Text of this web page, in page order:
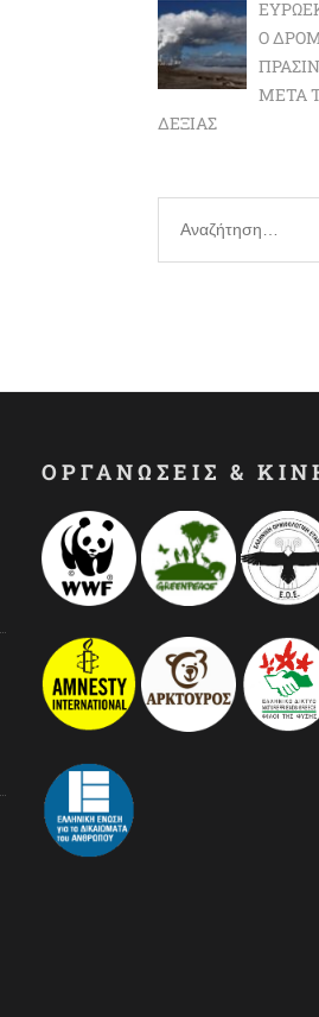
Ο
ΜΕΤΆ
ΔΕΞΙΆΣ
Αναζήτηση
για:
ΟΡΓΑΝΩΣΕΙΣ &